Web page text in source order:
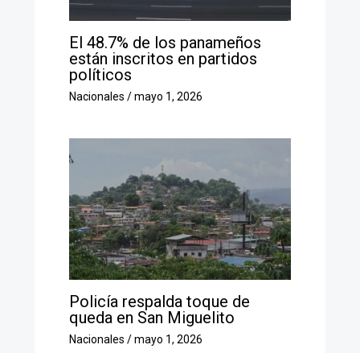
El 48.7% de los panameños
están inscritos en partidos
políticos
Nacionales /mayo 1, 2026
Policía respalda toque de
queda en San Miguelito
Nacionales /mayo 1, 2026